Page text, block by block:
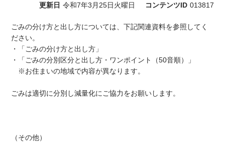
更新日 令和7年3月25日火曜日 コンテンツID 013817
ごみの分け方と出し方については、下記関連資料を参照してく
ださい。
・「ごみの分け方と出し方」
・「ごみの分別区分と出し方・ワンポイント（50音順）」
※お住まいの地域で内容が異なります。
ごみは適切に分別し減量化にご協力をお願いします。
（その他）